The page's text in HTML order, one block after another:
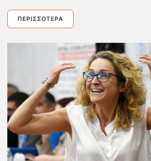
ΠΕΡΙΣΣΌΤΕΡΑ